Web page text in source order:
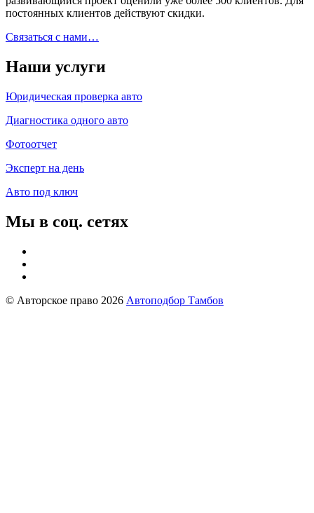
постоянных клиентов действуют скидки.
Связаться с нами…
Наши услуги
Юридическая проверка авто
Диагностика одного авто
Фотоотчет
Эксперт на день
Авто под ключ
Мы в соц. сетях
© Авторское право 2026 Автоподбор Тамбов